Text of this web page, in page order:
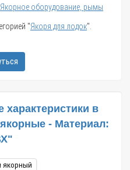
Якорное оборудование, рымы
"Якоря для лодок".
в
- Материал:
якорный